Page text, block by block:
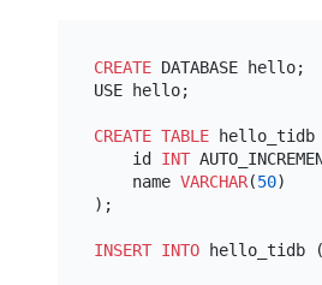
CREATE DATABASE hello;
USE hello;
CREATE TABLE hello_tidb
    id
INT
    name
VARCHAR(50)
);
INSERT INTO hello_tidb